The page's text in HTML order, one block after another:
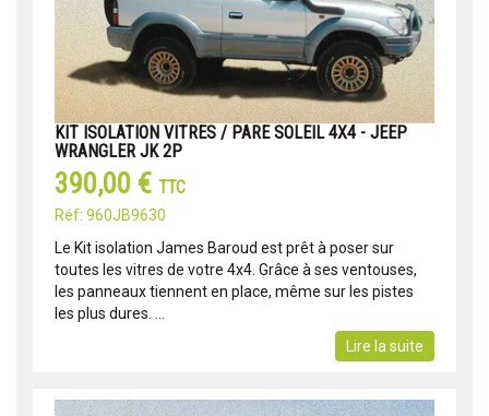
KIT ISOLATION VITRES / PARE SOLEIL 4X4 - JEEP
WRANGLER JK 2P
390,00 € TTC
Réf: 960JB9630
Le Kit isolation James Baroud est prêt à poser sur
toutes les vitres de votre 4x4. Grâce à ses ventouses,
les panneaux tiennent en place, même sur les pistes
les plus dures. ...
Lire la suite